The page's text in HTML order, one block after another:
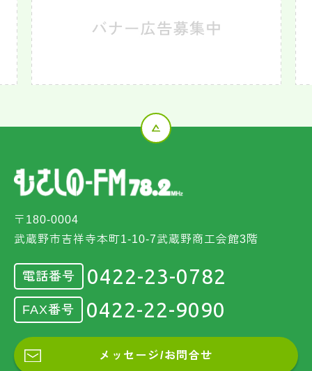
〒180-0004
武蔵野市吉祥寺本町1-10-7武蔵野商工会館3階
電話番号 0422-23-0782
FAX番号 0422-22-9090
メッセージ/お問合せ